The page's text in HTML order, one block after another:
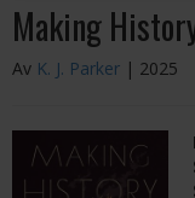
Making
Av K. J. Parker | 2025